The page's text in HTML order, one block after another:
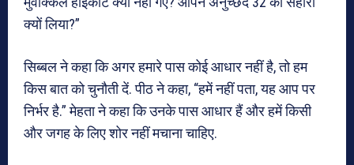
क्यों लिया?”
सिब्बल ने कहा कि अगर हमारे पास कोई आधार नहीं है, तो हम
किस बात को चुनौती दें. पीठ ने कहा, “हमें नहीं पता, यह आप पर
निर्भर है.” मेहता ने कहा कि उनके पास आधार हैं और हमें किसी
और जगह के लिए शोर नहीं मचाना चाहिए.